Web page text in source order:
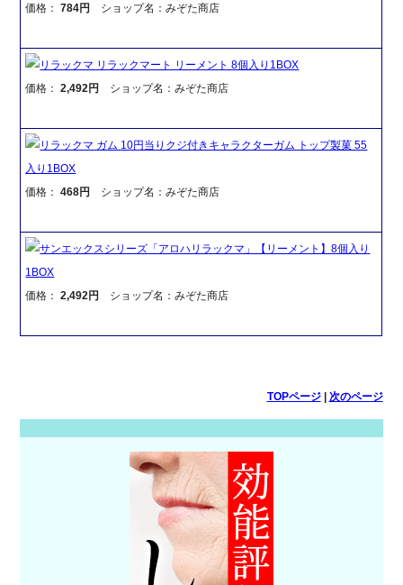
価格：784円 ショップ名：みぞた商店
リラックマ リラックマート リーメント 8個入り1BOX
価格：2,492円 ショップ名：みぞた商店
リラックマ ガム 10円当りクジ付きキャラクターガム トップ製菓 55
入り1BOX
価格：468円 ショップ名：みぞた商店
サンエックスシリーズ「アロハリラックマ」【リーメント】8個入り
1BOX
価格：2,492円 ショップ名：みぞた商店
TOPページ| 次のページ